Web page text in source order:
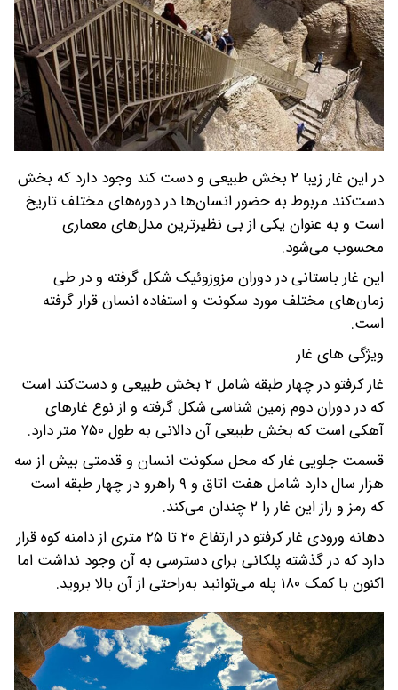
در این غار زیبا ۲ بخش طبیعی و دست ‌کند وجود دارد که بخش
دست‌کند مربوط به حضور انسان‌ها در دوره‌های مختلف تاریخ
است و به عنوان یکی از بی نظیرترین مدل‌های معماری
محسوب می‌شود.
این غار باستانی در دوران مزوزوئیک شکل گرفته و در طی
زمان‌های مختلف مورد سکونت و استفاده انسان قرار گرفته
است.
ویژگی های غار
غار کرفتو در چهار طبقه شامل ۲ بخش طبیعی و دست‌کند است
که در دوران دوم زمین شناسی شکل گرفته و از نوع غارهای
آهکی است که بخش طبیعی آن دالانی به طول ۷۵۰ متر دارد.
قسمت جلویی غار که محل سکونت انسان و قدمتی بیش از سه
هزار سال دارد شامل هفت اتاق و ۹ راهرو در چهار طبقه است
که رمز و راز این غار را ۲ چندان می‌کند.
دهانه ورودی غار کرفتو در ارتفاع ۲۰ تا ۲۵ متری از دامنه کوه قرار
دارد که در گذشته پلکانی برای دسترسی به آن وجود نداشت اما
اکنون با کمک ۱۸۰ پله می‌توانید به‌راحتی از آن بالا بروید.